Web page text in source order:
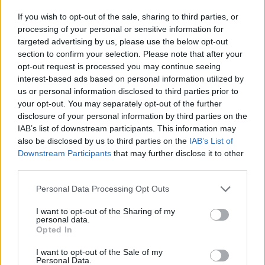
If you wish to opt-out of the sale, sharing to third parties, or
processing of your personal or sensitive information for
targeted advertising by us, please use the below opt-out
section to confirm your selection. Please note that after your
opt-out request is processed you may continue seeing
interest-based ads based on personal information utilized by
us or personal information disclosed to third parties prior to
your opt-out. You may separately opt-out of the further
disclosure of your personal information by third parties on the
IAB’s list of downstream participants. This information may
also be disclosed by us to third parties on the IAB’s List of
Downstream Participants that may further disclose it to other
Personal Data Processing Opt Outs
I want to opt-out of the Sharing of my
personal data.
Opted In
I want to opt-out of the Sale of my
Personal Data.
της εφημερίδας που ανέφερε ότι ο Αμερικανός
πρόεδρος έλαβε γραπτή ενημέρωση για το θέμα
τον Φεβρουάριο. Αφού το σαββατοκύριακο ο
ίδιος ο πρόεδρος είπε ότι δεν ενημερώθηκε για
το θέμα, ο Λευκός Οίκος υποστήριξε έπειτα ότι ο
μεγιστάνας πρόεδρος δεν ενημερώθηκε
«προσωπικά» αλλά δεν απάντησε εάν έλαβε
γραπτή ενημέρωση, αν τη διάβασε και γιατί δεν
αντέδρασε πιο επιθετικά αν αυτό συνέβη.
Ο Ο’ Μπράιαν και άλλοι βοηθοί προσπάθησαν να
κατευνάσουν την αντιπαράθεση για το τι και το